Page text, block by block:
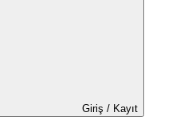
Giriş / Kayıt